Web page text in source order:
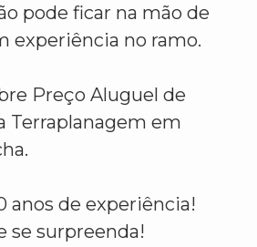
pode ficar na mão de
experiência no ramo.
Preço Aluguel de
Terraplanagem em
anos de experiência!
se surpreenda!